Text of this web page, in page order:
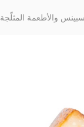
والأطعمة المثلّجة